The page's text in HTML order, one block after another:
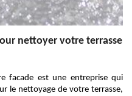
nettoyer votre terrasse
facade est une entreprise qui
le nettoyage de votre terrasse,